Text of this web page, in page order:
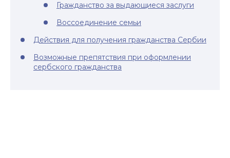
Гражданство за выдающиеся заслуги
Воссоединение семьи
Действия для получения гражданства Сербии
Возможные препятствия при оформлении
сербского гражданства